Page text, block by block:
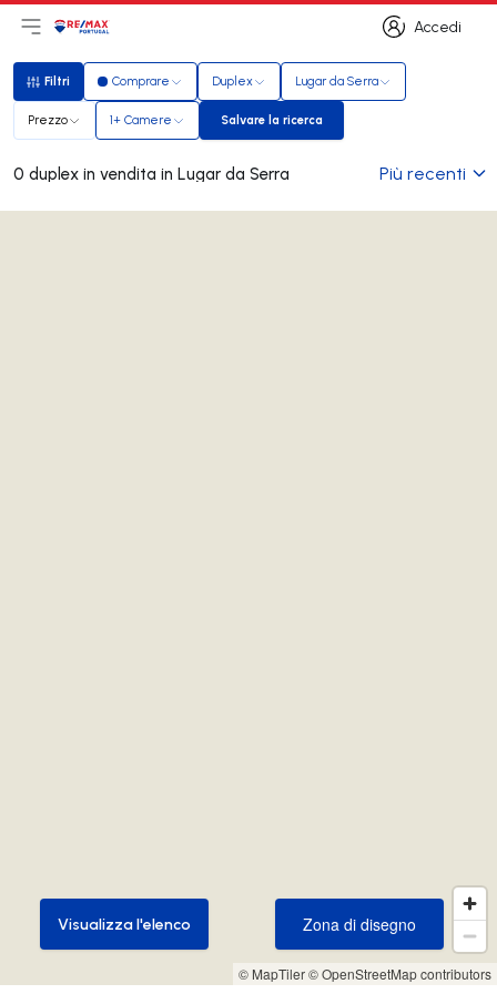
Accedi
Accedi
Apri il menu principale
LogoVai alla homepage
Filtri
Filtri Comprare Duplex Lugar da Serra
Prezzo 1+ Camere Salvare la ricerca
Salvare la ricerca
0 duplex in vendita in Lugar da Serra Più recenti
© MapTiler© OpenStreetMap contributors
Zona di disegno
Zona di disegno
Visualizza l'elenco
Visualizza l'elenco